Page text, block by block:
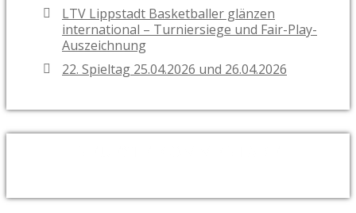
LTV Lippstadt Basketballer glänzen
international – Turniersiege und Fair-Play-
Auszeichnung
22. Spieltag 25.04.2026 und 26.04.2026